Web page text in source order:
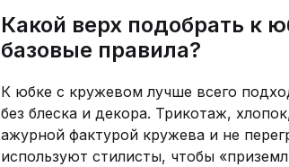
Какой верх подобрать к
базовые правила?
К юбке с кружевом лучше всего
без блеска и декора. Трикотаж,
ажурной фактурой кружева и не
используют стилисты, чтобы